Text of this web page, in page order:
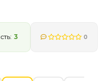
3 0